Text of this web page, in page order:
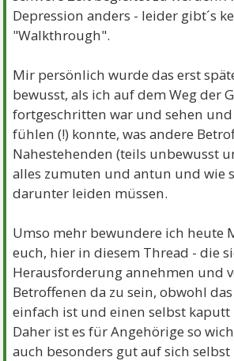
Depression anders - leider gibt´s
"Walkthrough".
Mir persönlich wurde das erst
bewusst, als ich auf dem Weg der
fortgeschritten war und sehen
fühlen (!) konnte, was andere
Nahestehenden (teils unbewusst
alles zumuten und antun und wie
darunter leiden müssen.
Umso mehr bewundere ich heute
euch, hier in diesem Thread - die
Herausforderung annehmen und
Betroffenen da zu sein, obwohl
einfach ist und einen selbst kaputt
Daher ist es für Angehörige so
auch besonders gut auf sich selbst